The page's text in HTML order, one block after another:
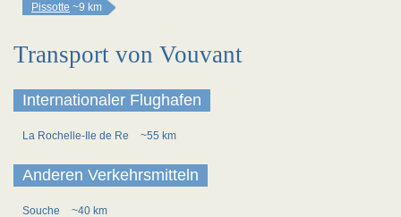
Pissotte ~9 km
Transport von Vouvant
Internationaler Flughafen
La Rochelle-Ile de Re ~55 km
Anderen Verkehrsmitteln
Souche ~40 km